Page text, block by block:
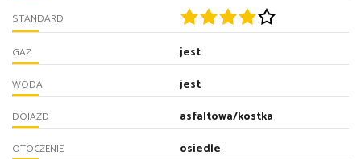
STANDARD
GAZ jest
WODA jest
DOJAZD asfaltowa/kostka
OTOCZENIE osiedle